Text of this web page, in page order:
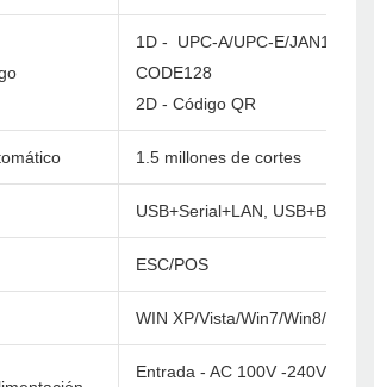
1D - UPC-A/UPC-E/
CODE128
2D - Código QR
1.5 millones de cortes
USB+Serial+LAN, USB+BT,
ESC/POS
WIN XP/Vista/Win7/Win8/
Entrada - AC 100V -240V/60Hz